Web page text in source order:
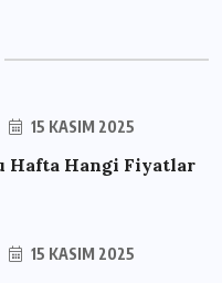
15 KASIM 2025
Hafta Hangi Fiyatlar
15 KASIM 2025